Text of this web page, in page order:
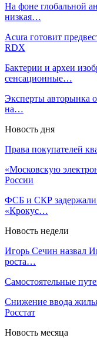
На фоне глобальной
низкая…
Acura готовит
RDX
Бактерии и археи
сенсационные…
Эксперты авторынка
на…
Новость дня
Права покупателей
«Московскую
России
ФСБ и СКР задержали
«Крокус…
Новость недели
Игорь Сечин назвал
роста…
Самостоятельные
Снижение ввода
Росстат
Новость месяца